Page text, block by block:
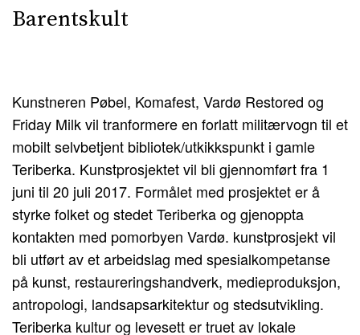
Barentskult
Kunstneren Pøbel, Komafest, Vardø Restored og
Friday Milk vil tranformere en forlatt militærvogn til et
mobilt selvbetjent bibliotek/utkikkspunkt i gamle
Teriberka. Kunstprosjektet vil bli gjennomført fra 1
juni til 20 juli 2017. Formålet med prosjektet er å
styrke folket og stedet Teriberka og gjenoppta
kontakten med pomorbyen Vardø. kunstprosjekt vil
bli utført av et arbeidslag med spesialkompetanse
på kunst, restaureringshandverk, medieproduksjon,
antropologi, landsapsarkitektur og stedsutvikling.
Teriberka kultur og levesett er truet av lokale